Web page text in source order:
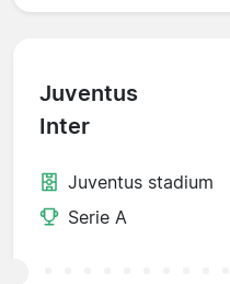
Juventus
Inter
Juventus stadium
Serie A